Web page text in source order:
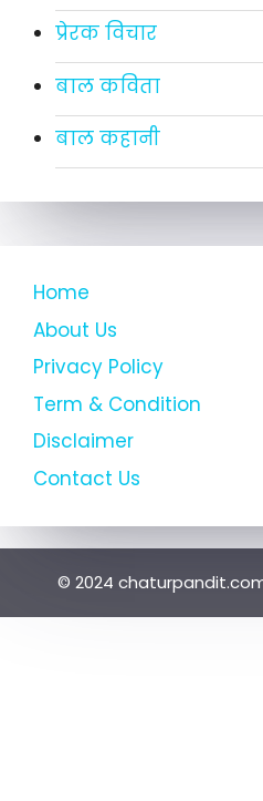
प्रेरक विचार
बाल कविता
बाल कहानी
Home
About Us
Privacy Policy
Term & Condition
Disclaimer
Contact Us
© 2024